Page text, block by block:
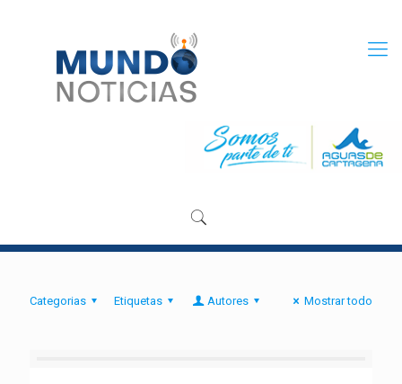
Categorias Etiquetas Autores Mostrar todo